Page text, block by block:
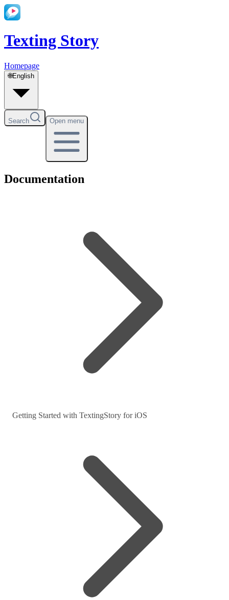
Texting Story
Homepage
🌐English
Search Open menu
Documentation
Getting Started with TextingStory for iOS